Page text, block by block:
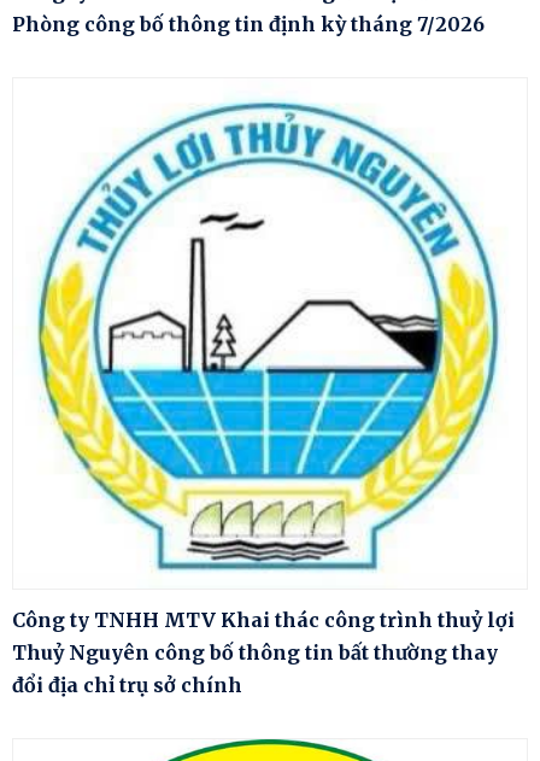
Phòng công bố thông tin định kỳ tháng 7/2026
Công ty TNHH MTV Khai thác công trình thuỷ lợi
Thuỷ Nguyên công bố thông tin bất thường thay
đổi địa chỉ trụ sở chính